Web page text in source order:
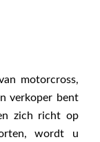
motorcross,
verkoper bent
zich richt op
wordt u